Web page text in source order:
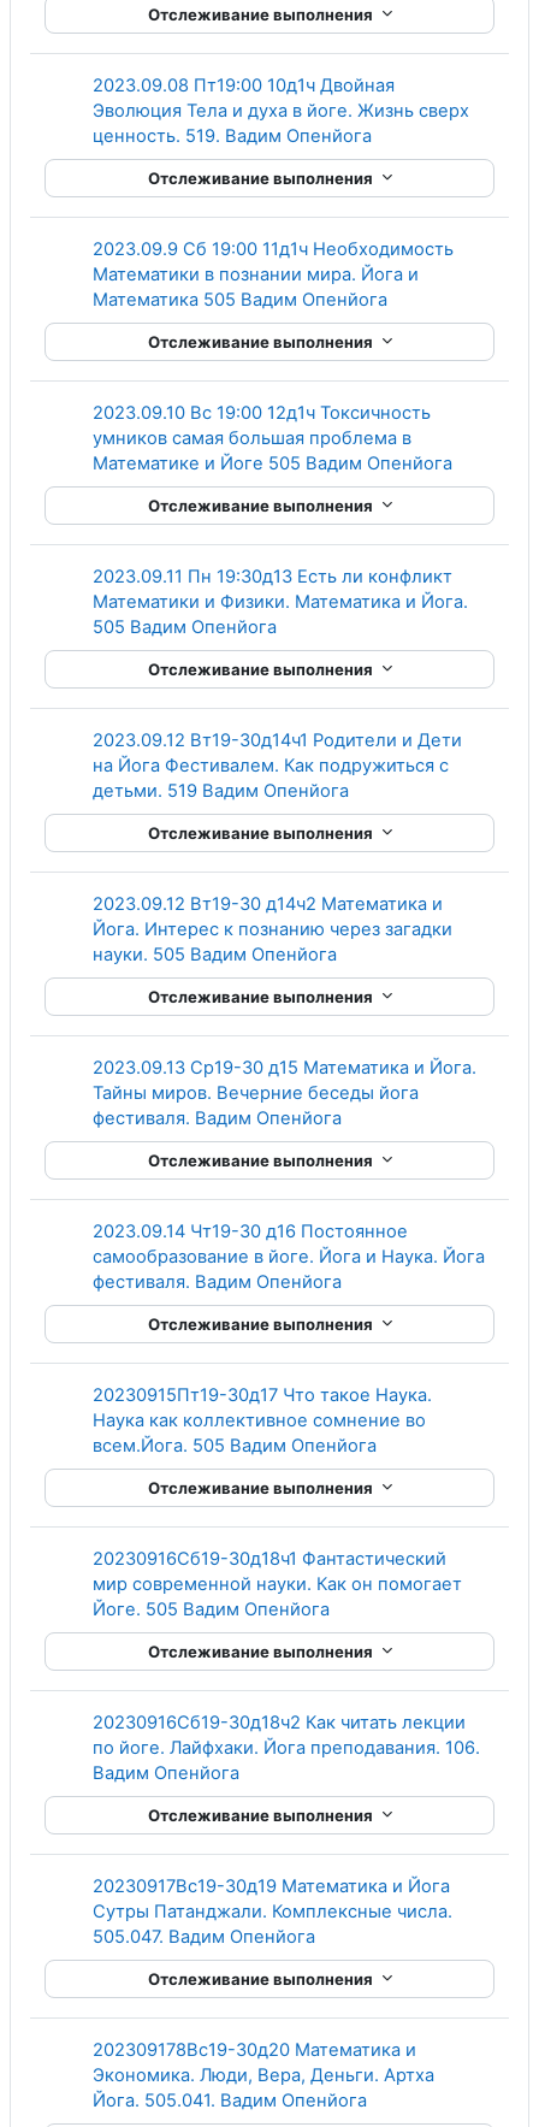
Отслеживание выполнения
2023.09.08 Пт19:00 10д1ч Двойная
Эволюция Тела и духа в йоге. Жизнь сверх
ценность. 519. Вадим ОпенйогаГиперссылка
Отслеживание выполнения
2023.09.9 Сб 19:00 11д1ч Необходимость
Математики в познании мира. Йога и
Математика 505 Вадим ОпенйогаГиперссылка
Отслеживание выполнения
2023.09.10 Вс 19:00 12д1ч Токсичность
умников самая большая проблема в
Математике и Йоге 505 Вадим Опенйога
Отслеживание выполнения
2023.09.11 Пн 19:30д13 Есть ли конфликт
Математики и Физики. Математика и Йога.
505 Вадим ОпенйогаГиперссылка
Отслеживание выполнения
2023.09.12 Вт19-30д14ч1 Родители и Дети
на Йога Фестивалем. Как подружиться с
детьми. 519 Вадим ОпенйогаГиперссылка
Отслеживание выполнения
2023.09.12 Вт19-30 д14ч2 Математика и
Йога. Интерес к познанию через загадки
науки. 505 Вадим ОпенйогаГиперссылка
Отслеживание выполнения
2023.09.13 Ср19-30 д15 Математика и Йога.
Тайны миров. Вечерние беседы йога
фестиваля. Вадим ОпенйогаГиперссылка
Отслеживание выполнения
2023.09.14 Чт19-30 д16 Постоянное
самообразование в йоге. Йога и Наука. Йога
фестиваля. Вадим ОпенйогаГиперссылка
Отслеживание выполнения
20230915Пт19-30д17 Что такое Наука.
Наука как коллективное сомнение во
всем.Йога. 505 Вадим ОпенйогаГиперссылка
Отслеживание выполнения
20230916Сб19-30д18ч1 Фантастический
мир современной науки. Как он помогает
Йоге. 505 Вадим ОпенйогаГиперссылка
Отслеживание выполнения
20230916Сб19-30д18ч2 Как читать лекции
по йоге. Лайфхаки. Йога преподавания. 106.
Вадим ОпенйогаГиперссылка
Отслеживание выполнения
20230917Вс19-30д19 Математика и Йога
Сутры Патанджали. Комплексные числа.
505.047. Вадим ОпенйогаГиперссылка
Отслеживание выполнения
202309178Вс19-30д20 Математика и
Экономика. Люди, Вера, Деньги. Артха
Йога. 505.041. Вадим ОпенйогаГиперссылка